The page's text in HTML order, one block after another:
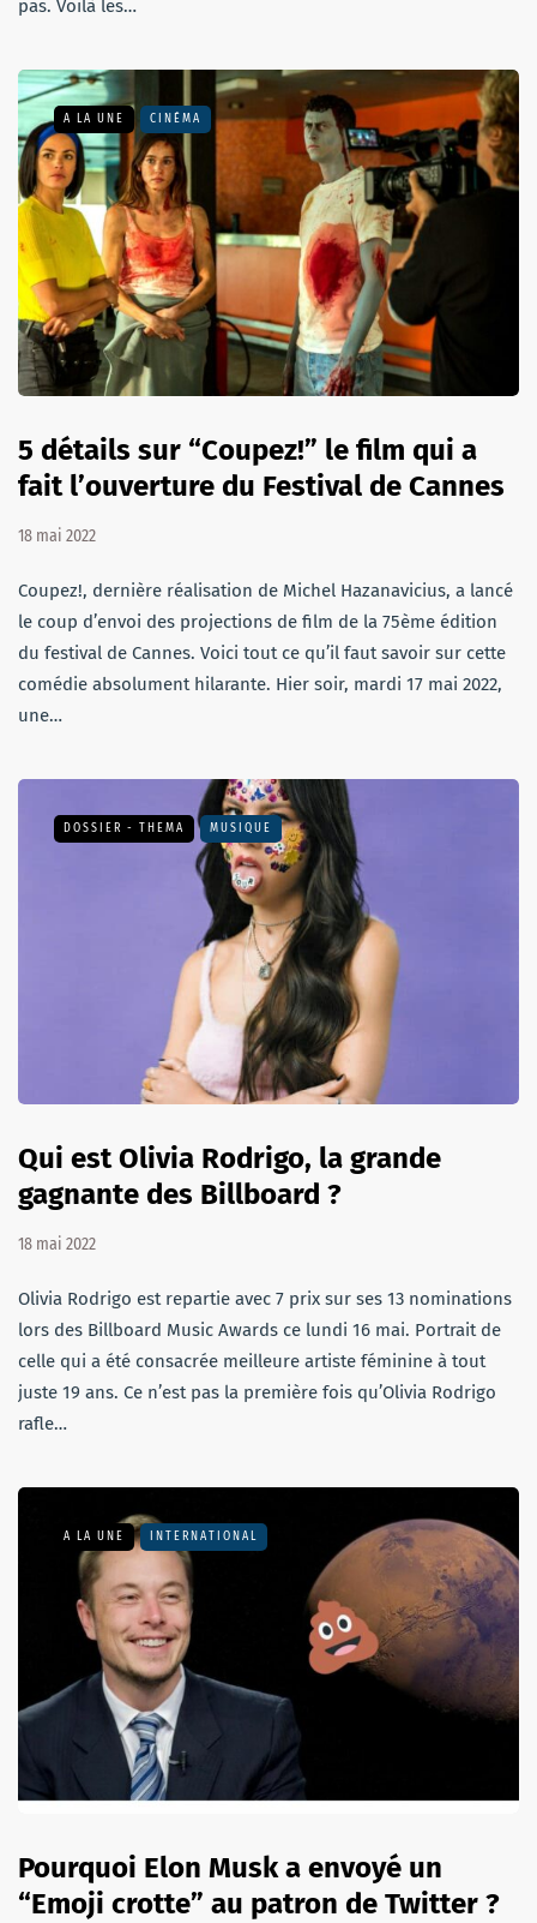
pas. Voilà les…
A LA UNE CINÉMA
5 détails sur “Coupez!” le film qui a
fait l’ouverture du Festival de Cannes
18 mai 2022
Coupez!, dernière réalisation de Michel Hazanavicius, a lancé
le coup d’envoi des projections de film de la 75ème édition
du festival de Cannes. Voici tout ce qu’il faut savoir sur cette
comédie absolument hilarante. Hier soir, mardi 17 mai 2022,
une…
DOSSIER - THEMA MUSIQUE
Qui est Olivia Rodrigo, la grande
gagnante des Billboard ?
18 mai 2022
Olivia Rodrigo est repartie avec 7 prix sur ses 13 nominations
lors des Billboard Music Awards ce lundi 16 mai. Portrait de
celle qui a été consacrée meilleure artiste féminine à tout
juste 19 ans. Ce n’est pas la première fois qu’Olivia Rodrigo
rafle…
A LA UNE INTERNATIONAL
Pourquoi Elon Musk a envoyé un
“Emoji crotte” au patron de Twitter ?